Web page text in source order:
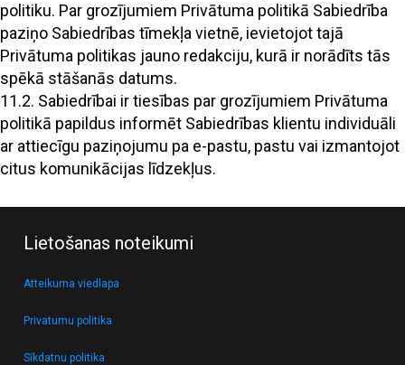
politiku. Par grozījumiem Privātuma politikā Sabiedrība
paziņo Sabiedrības tīmekļa vietnē, ievietojot tajā
Privātuma politikas jauno redakciju, kurā ir norādīts tās
spēkā stāšanās datums.
11.2. Sabiedrībai ir tiesības par grozījumiem Privātuma
politikā papildus informēt Sabiedrības klientu individuāli
ar attiecīgu paziņojumu pa e-pastu, pastu vai izmantojot
citus komunikācijas līdzekļus.
Lietošanas noteikumi
Atteikuma viedlapa
Privatumu politika
Sīkdatnu politika